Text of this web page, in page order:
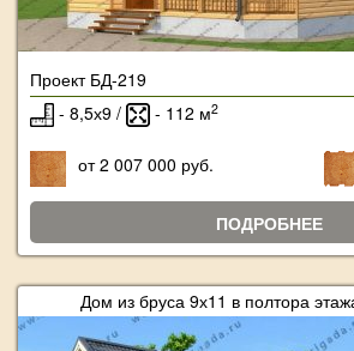
Проект БД-219
- 8,5х9 /
- 112 м2
от 2 007 000 руб.
ПОДРОБНЕЕ
Дом из бруса 9х11 в полтора